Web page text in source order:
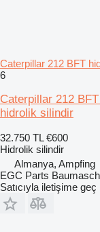
Caterpillar 212 BFT
6
Caterpillar 212
hidrolik silindir
32.750 TL €600
Hidrolik silindir
Almanya, Ampfing
EGC Parts
Satıcıyla iletişime geç